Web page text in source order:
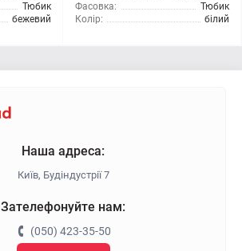
Тюбик
бежевий
Фасовка:
Тюбик
Колір:
білий
Наша адреса:
Київ, Будіндустрії 7
Зателефонуйте нам:
(050) 423-35-50